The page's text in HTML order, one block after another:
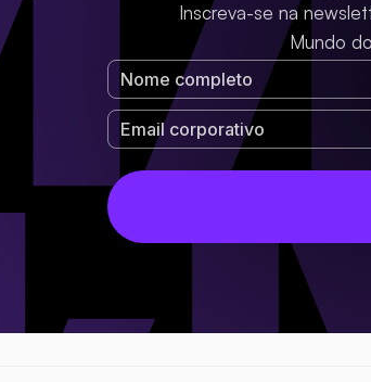
Inscreva-se na
Mundo